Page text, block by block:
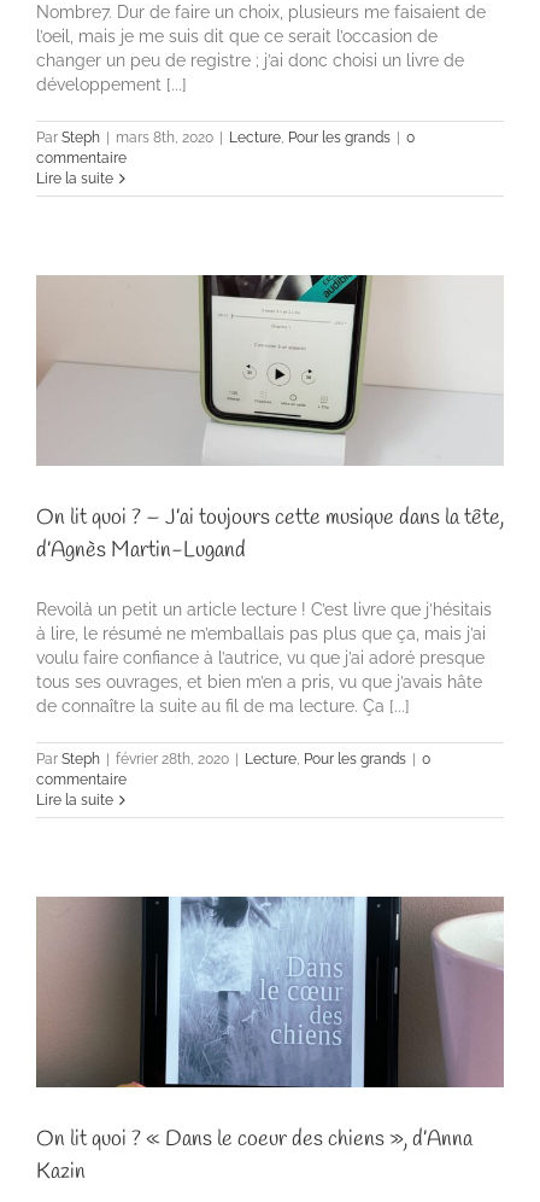
Nombre7. Dur de faire un choix, plusieurs me faisaient de
l’oeil, mais je me suis dit que ce serait l’occasion de
changer un peu de registre ; j’ai donc choisi un livre de
développement [...]
Par Steph mars 8th, 2020 Lecture, Pour les grands
0
commentaire
Lire la suite
On lit quoi ? – J’ai toujours cette musique dans la tête,
d’Agnès Martin-Lugand
Revoilà un petit un article lecture ! C’est livre que j’hésitais
à lire, le résumé ne m’emballais pas plus que ça, mais j’ai
voulu faire confiance à l’autrice, vu que j’ai adoré presque
tous ses ouvrages, et bien m’en a pris, vu que j’avais hâte
de connaître la suite au fil de ma lecture. Ça [...]
Par Steph février 28th, 2020 Lecture, Pour les grands
0
commentaire
Lire la suite
On lit quoi ? « Dans le coeur des chiens », d’Anna
Kazin